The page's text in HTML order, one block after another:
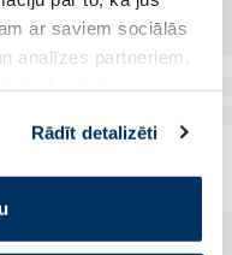
ar saviem sociālās
analīzes partneriem,
sīkdatņu
izvēli:
Rādīt detalizēti